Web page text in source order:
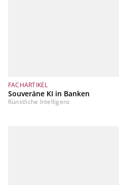
FACHARTIKEL
Souveräne KI in Banken
Künstliche Intelligenz